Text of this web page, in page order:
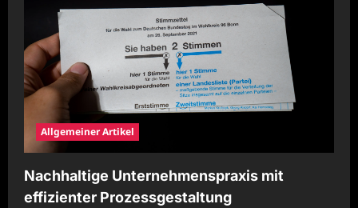
Allgemeiner Artikel
Nachhaltige Unternehmenspraxis mit
effizienter Prozessgestaltung